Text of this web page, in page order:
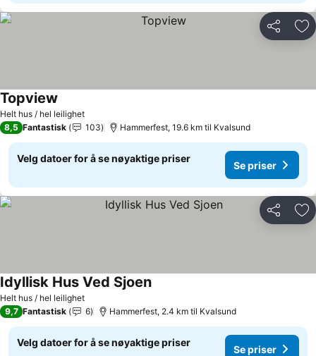
Del
Helt hus / hel leilighet
Topview
8,5 Fantastisk 103 Hammerfest, 19.6 km til Kvalsund
Velg datoer for å se nøyaktige priser
Se priser
Del
Helt hus / hel leilighet
Idyllisk Hus Ved Sjoen
9,7 Fantastisk 6 Hammerfest, 2.4 km til Kvalsund
Velg datoer for å se nøyaktige priser
Se priser